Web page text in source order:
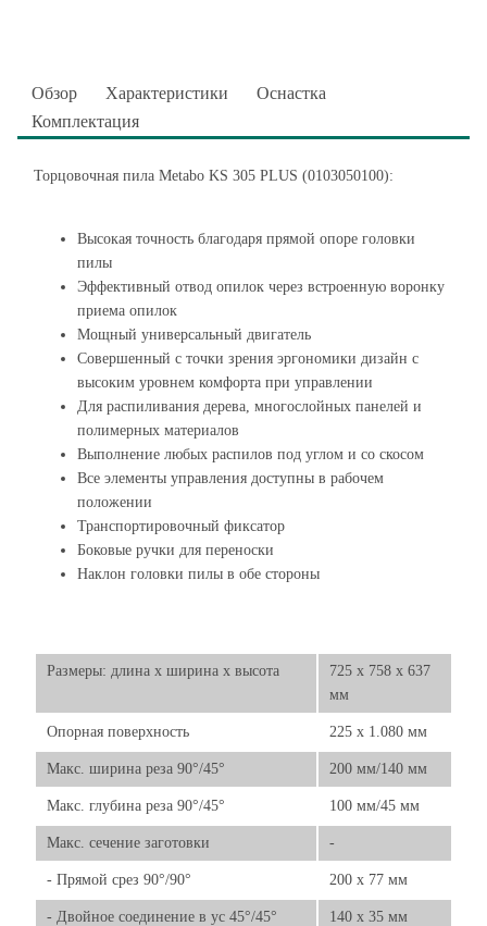
Обзор Характеристики
Оснастка
Комплектация
Торцовочная пила Metabo KS 305 PLUS (0103050100):
Высокая точность благодаря прямой опоре головки
пилы
Эффективный отвод опилок через встроенную воронку
приема опилок
Мощный универсальный двигатель
Совершенный с точки зрения эргономики дизайн с
высоким уровнем комфорта при управлении
Для распиливания дерева, многослойных панелей и
полимерных материалов
Выполнение любых распилов под углом и со скосом
Все элементы управления доступны в рабочем
положении
Транспортировочный фиксатор
Боковые ручки для переноски
Наклон головки пилы в обе стороны
Размеры: длина х ширина х высота
725 x 758 x 637
мм
Опорная поверхность 225 x 1.080 мм
Макс. ширина реза 90°/45° 200 мм/140 мм
Макс. глубина реза 90°/45° 100 мм/45 мм
Макс. сечение заготовки -
- Прямой срез 90°/90° 200 x 77 мм
- Двойное соединение в ус 45°/45° 140 x 35 мм